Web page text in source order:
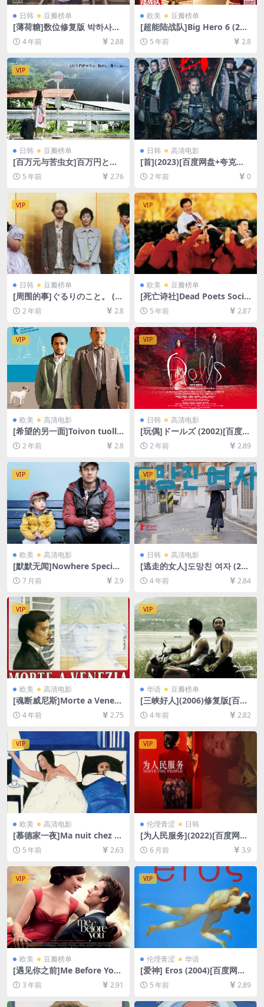
日韩 豆瓣榜单
[薄荷糖]数位修复版 박하사탕
(1999)[百度网盘+夸克网盘
+迅雷云盘资源1080P超清未
删减][MP4/8.4GB][韩语中字]
4 年前 2.88
欧美 豆瓣榜单
[超能陆战队]Big Hero 6 (201
4)[百度网盘+迅雷云盘资源10
80P超清未删减][MP4/6.6GB]
[中英字幕]
5 年前 2.8
VIP
日韩 豆瓣榜单
[百万元与苦虫女]百万円と苦
虫女 (2008)[百度网盘+迅雷云
盘资源1080P超清未删减][MP
5 年前 2.76
日韩 高清电影
[首](2023)[百度网盘+夸克网
盘1080P超清未删减资源][网
盘在线播放/下载][MP4/5.3G
2 年前 0
VIP
日韩 豆瓣榜单
[周围的事]ぐるりのこと。 (2
008)[百度网盘+夸克网盘1080
P超清未删减资源][网盘在线播
放/下载][MP4/9.2GB][中文字
幕]
2 年前 2.8
VIP
欧美 豆瓣榜单
[死亡诗社]Dead Poets Socie
ty (1989)[百度网盘+迅雷云盘
资源1080P超清未删减][MP4/
8.3GB][中英字幕]
5 年前 2.87
VIP
欧美 高清电影
[希望的另一面]Toivon tuolla
puolen (2017)[百度网盘+夸
克网盘1080P超清未删减资源]
[网盘在线播放/下载][MP4/5.
8GB][中文字幕]
2 年前 2.8
VIP
日韩 高清电影
[玩偶]ドールズ (2002)[百度网
盘+夸克网盘1080P超清未删
减资源][网盘在线播放/下载]
[MP4/8.3GB][中文字幕]
2 年前 2.89
VIP
欧美 高清电影
[默默无闻]Nowhere Special
(2020)[百度网盘+夸克网盘10
80P超清未删减资源][网盘在
字幕]
7 月前 2.9
VIP
日韩 高清电影
[逃走的女人]도망친 여자 (202
0)[百度网盘+迅雷云盘资源10
80P超清未删减][MP4/5GB]
4 年前 2.84
VIP
欧美 高清电影
[魂断威尼斯]Morte a Venezi
a (1971)[百度网盘+迅雷云盘
资源1080P超清未删减][MP4/
8.5GB][中文字幕]
4 年前 2.75
VIP
华语 豆瓣榜单
[三峡好人](2006)修复版[百度
网盘+迅雷云盘资源1080P超
清未删减][MP4/5.6GB][中文
字幕]
4 年前 2.82
VIP
欧美 高清电影
[慕德家一夜]Ma nuit chez M
aud (1969)[百度网盘+迅雷云
盘资源1080P超清未删减][MP
4/6.3GB][原声中字]
5 年前 2.63
VIP
伦理青涩 日韩
[为人民服务](2022)[百度网盘
+迅雷云盘1080P超清未删减
资源][网盘下载][MP4/9GB]
[中文字幕]【手机/平板无法在
线播放，请使用电脑下载防和
谐压缩包（含解压密码）】
6 月前 3.9
VIP
欧美 豆瓣榜单
[遇见你之前]Me Before You
(2016)[百度网盘+夸克网盘10
80P超清未删减资源][网盘在
3 年前 2.91
VIP
伦理青涩 华语
[爱神] Eros (2004)[百度网盘
+迅雷云盘资源1080P超清未
删减][MP4/5.5GB][中文字幕]
5 年前 2.89